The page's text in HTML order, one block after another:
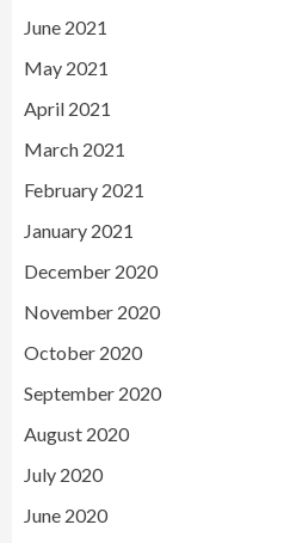
June 2021
May 2021
April 2021
March 2021
February 2021
January 2021
December 2020
November 2020
October 2020
September 2020
August 2020
July 2020
June 2020